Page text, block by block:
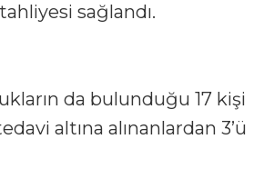
sağlandı.
da bulunduğu 17 kişi
altına alınanlardan 3’ü